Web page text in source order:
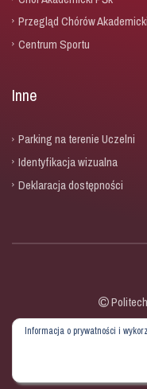
Przegląd Chórów
Centrum Sportu
Inne
Parking na terenie Uczelni
Identyfikacja wizualna
Deklaracja dostępności
Informacja o prywatności i